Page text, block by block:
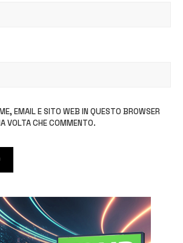
EMAIL E SITO WEB IN QUESTO BROWSER
VOLTA CHE COMMENTO.